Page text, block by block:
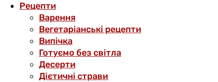
Рецепти
Варення
Вегетаріанські рецепти
Випічка
Готуємо без світла
Десерти
Дієтичні страви